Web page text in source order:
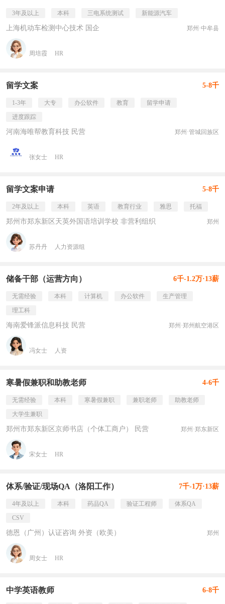
3年及以上 本科 三电系统测试 新能源汽车
上海机动车检测中心技术 国企 郑州·中牟县
周培霞 HR
留学文案 5-8千
1-3年 大专 办公软件 教育
留学申请
进度跟踪
河南海唯帮教育科技 民营 郑州·管城回族区
张女士 HR
留学文案申请 5-8千
2年及以上 本科 英语 教育行业 雅思 托福
郑州市郑东新区天英外国语培训学校 非营利组织 郑州
苏丹丹 人力资源组
储备干部（运营方向） 6千-1.2万·13薪
无需经验 本科 计算机 办公软件
生产管理
理工科
海南爱锋派信息科技 民营 郑州·郑州航空港区
冯女士 人资
寒暑假兼职和助教老师 4-6千
无需经验 本科 寒暑假兼职 兼职老师
助教老师
大学生兼职
郑州市郑东新区京师书店（个体工商户） 民营 郑州·郑东新区
宋女士 HR
体系/验证/现场QA（洛阳工作） 7千-1万·13薪
4年及以上 本科 药品QA 验证工程师
体系QA
CSV
德恩（广州）认证咨询 外资（欧美） 郑州
周女士 HR
中学英语教师 6-8千